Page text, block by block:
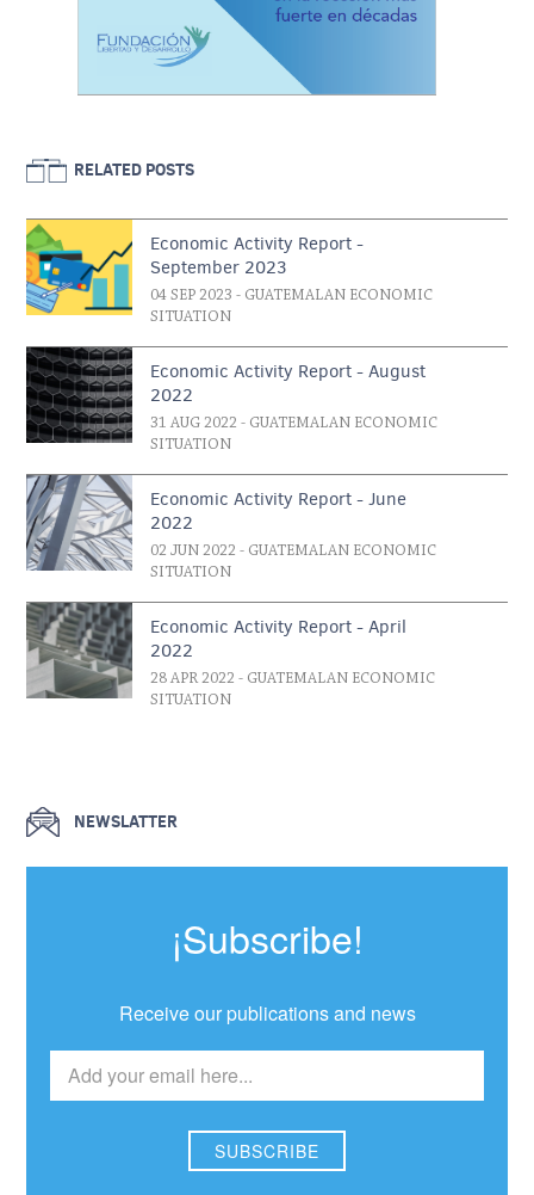
RELATED POSTS
Economic Activity Report -
September 2023
04 SEP 2023 - GUATEMALAN ECONOMIC
SITUATION
Economic Activity Report - August
2022
31 AUG 2022 - GUATEMALAN ECONOMIC
SITUATION
Economic Activity Report - June
2022
02 JUN 2022 - GUATEMALAN ECONOMIC
SITUATION
Economic Activity Report - April
2022
28 APR 2022 - GUATEMALAN ECONOMIC
SITUATION
NEWSLATTER
¡Subscribe!
Receive our publications and news